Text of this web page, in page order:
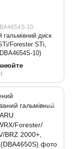
10
гальмівний диск
Forester STi,
10)